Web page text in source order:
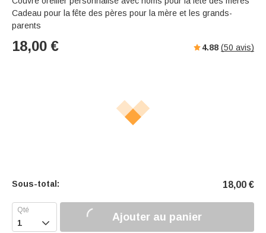
Cadeau pour la fête des pères pour la mère et les grands-
parents
18,00 € 4.88 (50 avis)
Sous-total: 18,00 €
 Ajouter au panier